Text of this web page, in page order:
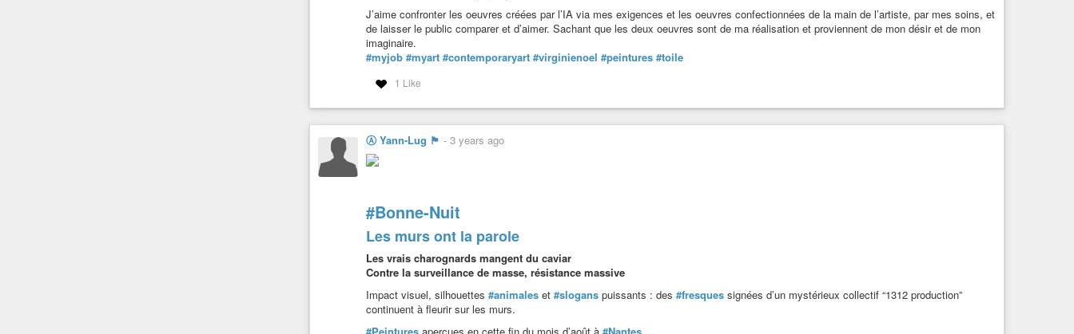
J’aime confronter les oeuvres créées par l’IA via mes exigences et les oeuvres confectionnées de la main de l’artiste, par mes soins, et
de laisser le public comparer et d’aimer. Sachant que les deux oeuvres sont de ma réalisation et proviennent de mon désir et de mon
imaginaire.
#myjob #myart #contemporaryart #virginienoel #peintures #toile
1 Like
Ⓐ Yann-Lug 🏴 - 3 years ago
#Bonne-Nuit
Les murs ont la parole
Les vrais charognards mangent du caviar
Contre la surveillance de masse, résistance massive
Impact visuel, silhouettes #animales et #slogans puissants : des #fresques signées d’un mystérieux collectif “1312 production”
continuent à fleurir sur les murs.